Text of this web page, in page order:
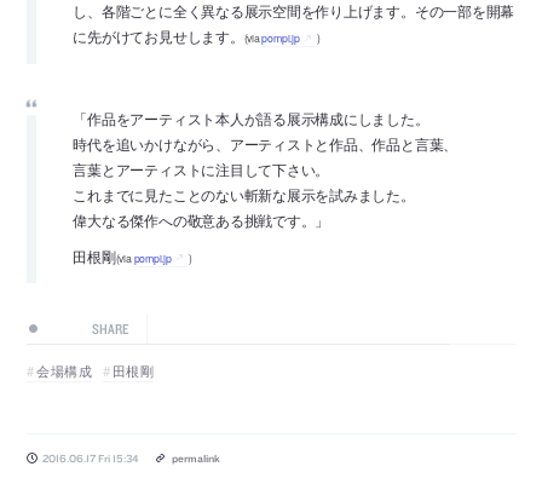
し、各階ごとに全く異なる展示空間を作り上げます。その一部を開幕
に先がけてお見せします。
(viapompi.jp )
「作品をアーティスト本人が語る展示構成にしました。
時代を追いかけながら、アーティストと作品、作品と言葉、
言葉とアーティストに注目して下さい。
これまでに見たことのない斬新な展示を試みました。
偉大なる傑作への敬意ある挑戦です。」
田根剛(via pompi.jp )
SHARE
会場構成 田根剛
2016.06.17 Fri 15:34 permalink